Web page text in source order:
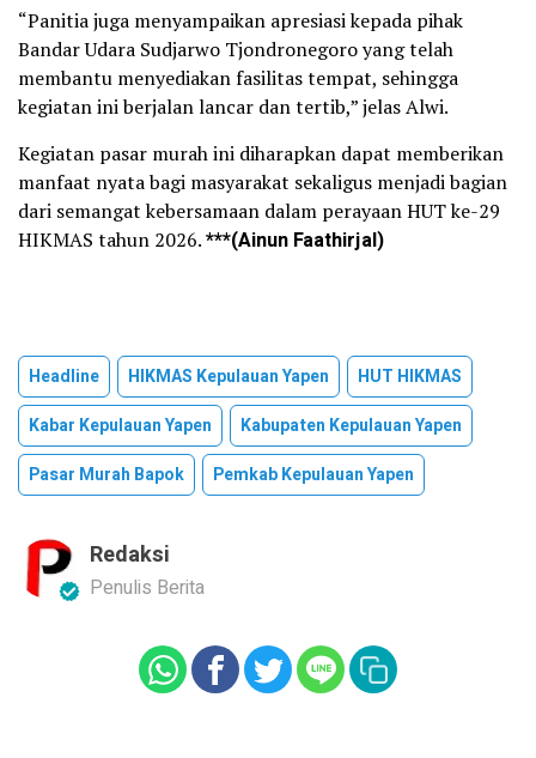
“Panitia juga menyampaikan apresiasi kepada pihak
Bandar Udara Sudjarwo Tjondronegoro yang telah
membantu menyediakan fasilitas tempat, sehingga
kegiatan ini berjalan lancar dan tertib,” jelas Alwi.
Kegiatan pasar murah ini diharapkan dapat memberikan
manfaat nyata bagi masyarakat sekaligus menjadi bagian
dari semangat kebersamaan dalam perayaan HUT ke-29
HIKMAS tahun 2026.***(Ainun Faathirjal)
Headline HIKMAS Kepulauan Yapen
HUT HIKMAS
Kabar Kepulauan Yapen
Kabupaten Kepulauan Yapen
Pasar Murah Bapok
Pemkab Kepulauan Yapen
Redaksi
Penulis Berita